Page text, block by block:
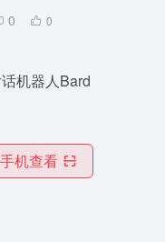
0 0
机器人Bard
手机查看